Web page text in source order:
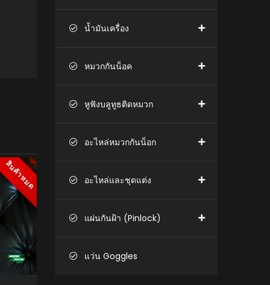
สินค้าหมด
สินค้าหมด
น้ำมันเครื่อง
หมวกกันน็อค
หูฟังบลูทูธติดหมวก
อะไหล่หมวกกันน็อก
อะไหล่และชุดแต่ง
แผ่นกันฝ้า (Pinlock)
แว่น Goggles